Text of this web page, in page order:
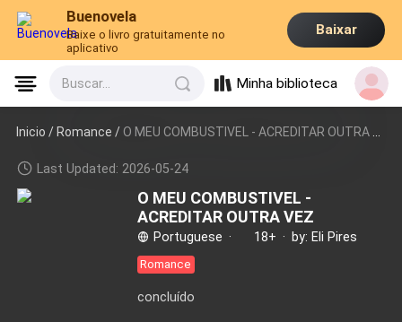
Buenovela
Baixe o livro gratuitamente no
aplicativo
Baixar
Buscar... Minha biblioteca
Inicio /Romance / O MEU COMBUSTIVEL - ACREDITAR OUTRA VEZ
Last Updated: 2026-05-24
O MEU COMBUSTIVEL -
ACREDITAR OUTRA VEZ
Portuguese · 18+ · by: Eli Pires
Romance
concluído